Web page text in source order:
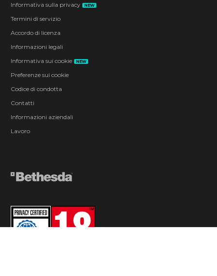
Informativa sulla privacy NEW
Termini di servizio
Accordo di licenza
Informazioni legali
Informativa sui cookie
NEW
Preferenze sui cookie
Codice di condotta
Contatti
Informazioni aziendali
Lavoro